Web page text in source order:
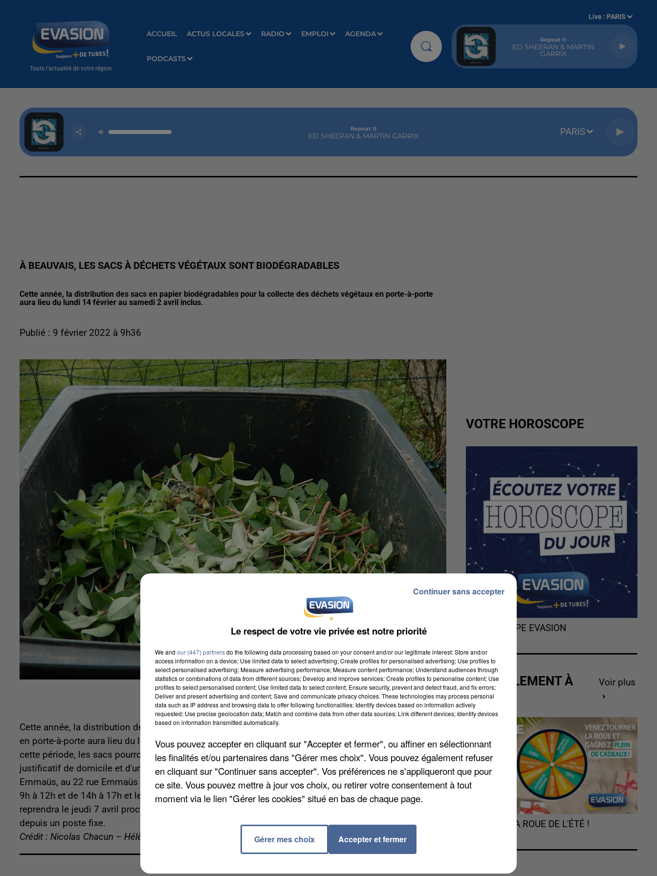
Toute l'actualité de votre région
ACCUEIL ACTUS LOCALES RADIO EMPLOI AGENDA
PODCASTS
Live : PARIS
Repeat It
ED SHEERAN & MARTIN
GARRIX
Repeat It
ED SHEERAN & MARTIN GARRIX PARIS
À BEAUVAIS, LES SACS À DÉCHETS VÉGÉTAUX SONT BIODÉGRADABLES
Cette année, la distribution des sacs en papier biodégradables pour la collecte des déchets végétaux en porte-à-porte
aura lieu du lundi 14 février au samedi 2 avril inclus.
Publié : 9 février 2022 à 9h36
Cette année, la distribution des sacs en papier biodégradables pour la collecte des déchets végétaux
en porte-à-porte aura lieu du lundi 14 février au samedi 2 avril inclus, via l'association Emmaüs. Après
cette période, les sacs pourront être retirés, à compter du mardi 5 avril 2022, sur présentation d'un
justificatif de domicile et d'une pièce d'identité. Il faudra se rendre dans les locaux de l'association
Emmaüs, au 22 rue Emmaüs à Beauvais dans le Quartier Voisinlieu (Horaires : du mardi au vendredi de
9h à 12h et de 14h à 17h et le samedi de 9h à 12h et de 14h à 16h). La collecte des végétaux, elle,
reprendra le jeudi 7 avril prochain à Beauvais. Pour plus d'infos, appelez le 0800 00 60 40, gratuit
depuis un poste fixe.
Crédit : Nicolas Chacun – Hélène Virat
VOTRE HOROSCOPE
L'HOROSCOPE EVASION
ACTUELLEMENT À
GAGNER
Voir plus
TOURNEZ LA ROUE DE L'ÉTÉ !
Le respect de votre vie privée est notre priorité
We and our (447) partnersdo the following data processing based on your consent and/or our legitimate interest: Store and/or
access information on a device; Use limited data to select advertising; Create profiles for personalised advertising; Use profiles to
select personalised advertising; Measure advertising performance; Measure content performance; Understand audiences through
statistics or combinations of data from different sources; Develop and improve services; Create profiles to personalise content; Use
profiles to select personalised content; Use limited data to select content; Ensure security, prevent and detect fraud, and fix errors;
Deliver and present advertising and content; Save and communicate privacy choices. These technologies may process personal
data such as IP address and browsing data to offer following functionalities: Identify devices based on information actively
requested; Use precise geolocation data; Match and combine data from other data sources; Link different devices; Identify devices
based on information transmitted automatically.
Vous pouvez accepter en cliquant sur "Accepter et fermer", ou affiner en sélectionnant
les finalités et/ou partenaires dans "Gérer mes choix". Vous pouvez également refuser
en cliquant sur "Continuer sans accepter". Vos préférences ne s'appliqueront que pour
ce site. Vous pouvez mettre à jour vos choix, ou retirer votre consentement à tout
moment via le lien "Gérer les cookies" situé en bas de chaque page.
Gérer mes choix Accepter et fermer
Continuer sans accepter